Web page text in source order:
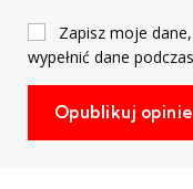
Zapisz moje
wypełnić dane